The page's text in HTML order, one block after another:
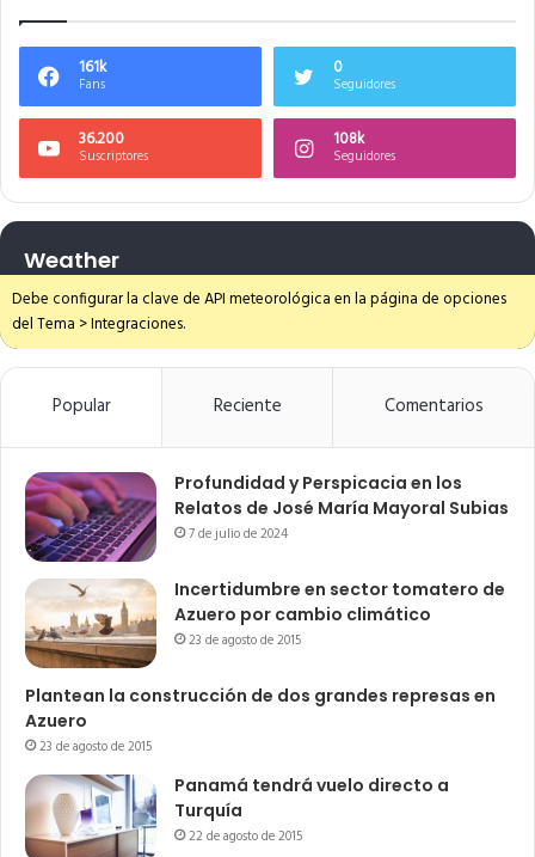
161k
Fans
0
Seguidores
36.200
Suscriptores
108k
Seguidores
Weather
Debe configurar la clave de API meteorológica en la página de opciones
del Tema > Integraciones.
Popular Reciente Comentarios
Profundidad y Perspicacia en los
Relatos de José María Mayoral Subias
7 de julio de 2024
Incertidumbre en sector tomatero de
Azuero por cambio climático
23 de agosto de 2015
Plantean la construcción de dos grandes represas en
Azuero
23 de agosto de 2015
Panamá tendrá vuelo directo a
Turquía
22 de agosto de 2015